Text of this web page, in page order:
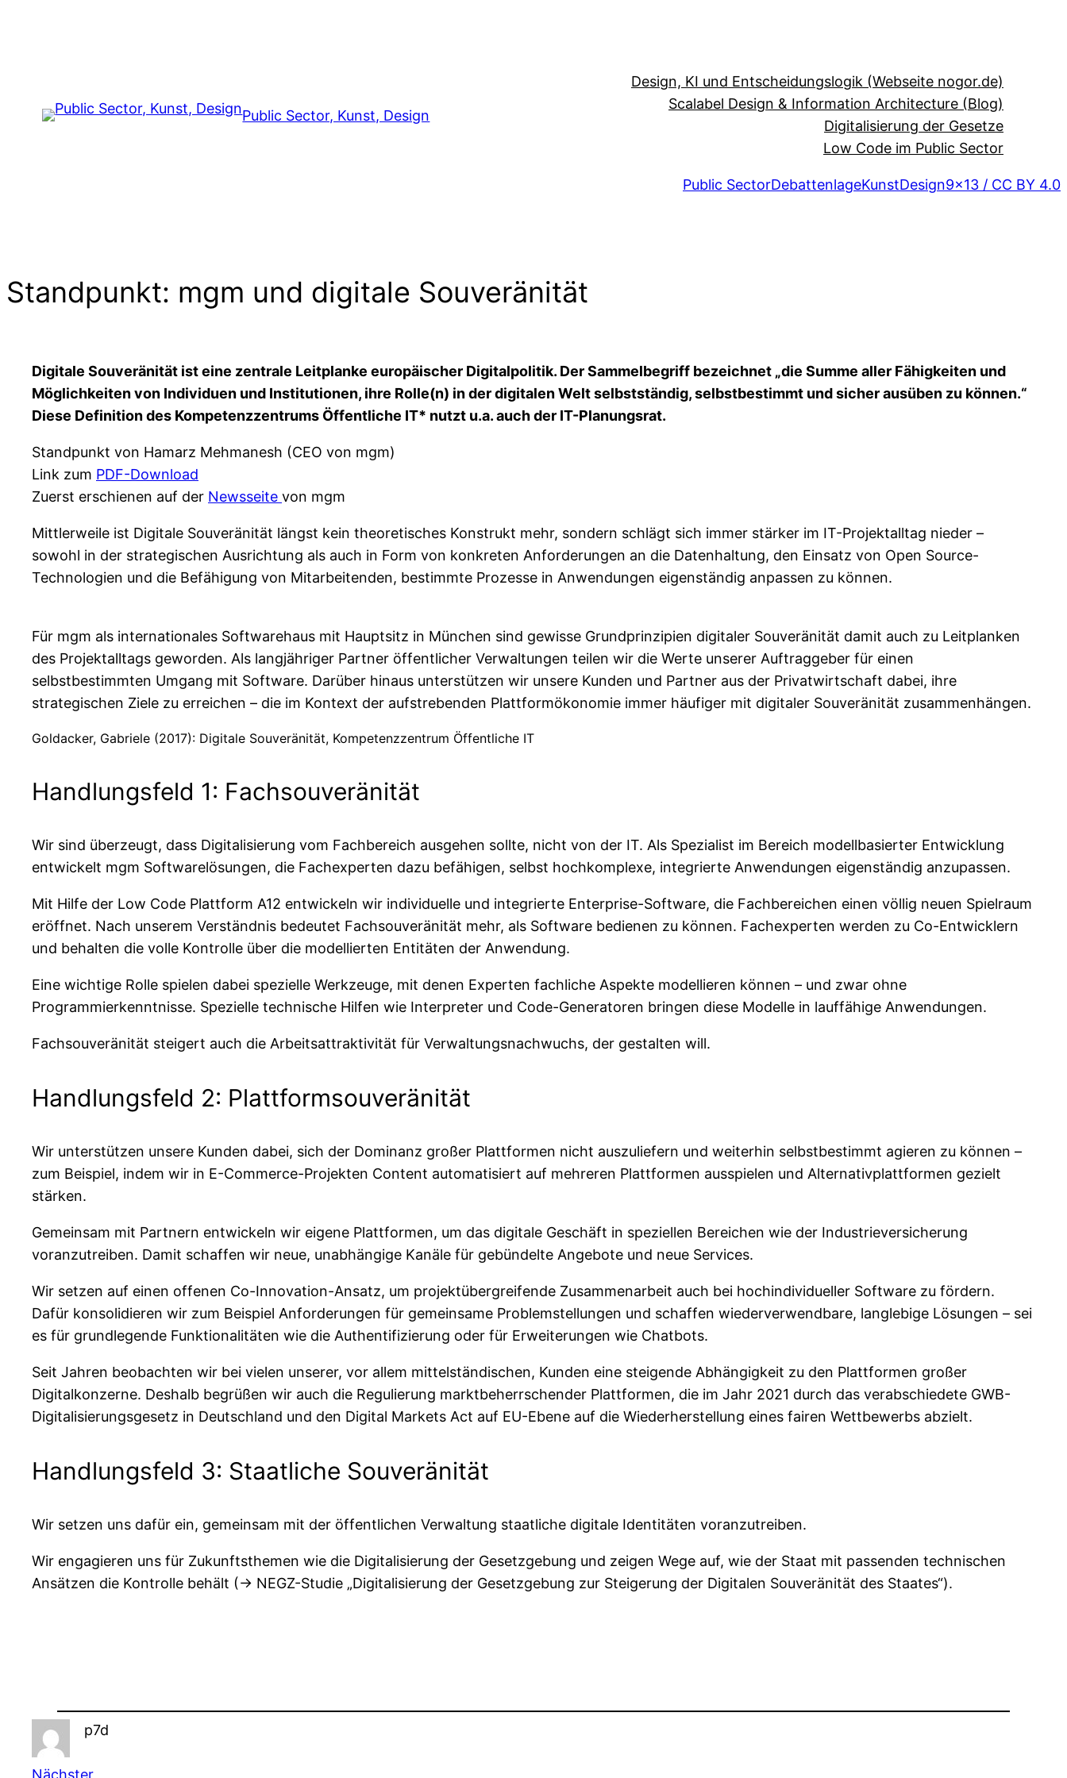
Public Sector, Kunst, Design
Design, KI und Entscheidungslogik (Webseite nogor.de)
Scalabel Design & Information Architecture (Blog)
Digitalisierung der Gesetze
Low Code im Public Sector
Public SectorDebattenlageKunstDesign9×13 / CC BY 4.0
Standpunkt: mgm und digitale Souveränität
Digitale Souveränität ist eine zentrale Leitplanke europäischer Digitalpolitik. Der Sammelbegriff bezeichnet „die Summe aller Fähigkeiten und
Möglichkeiten von Individuen und Institutionen, ihre Rolle(n) in der digitalen Welt selbstständig, selbstbestimmt und sicher ausüben zu können.“
Diese Definition des Kompetenzzentrums Öffentliche IT* nutzt u.a. auch der IT-Planungsrat.
Standpunkt von Hamarz Mehmanesh (CEO von mgm)
Link zum PDF-Download
Zuerst erschienen auf der Newsseite von mgm
Mittlerweile ist Digitale Souveränität längst kein theoretisches Konstrukt mehr, sondern schlägt sich immer stärker im IT-Projektalltag nieder –
sowohl in der strategischen Ausrichtung als auch in Form von konkreten Anforderungen an die Datenhaltung, den Einsatz von Open Source-
Technologien und die Befähigung von Mitarbeitenden, bestimmte Prozesse in Anwendungen eigenständig anpassen zu können.
Für mgm als internationales Softwarehaus mit Hauptsitz in München sind gewisse Grundprinzipien digitaler Souveränität damit auch zu Leitplanken
des Projektalltags geworden. Als langjähriger Partner öffentlicher Verwaltungen teilen wir die Werte unserer Auftraggeber für einen
selbstbestimmten Umgang mit Software. Darüber hinaus unterstützen wir unsere Kunden und Partner aus der Privatwirtschaft dabei, ihre
strategischen Ziele zu erreichen – die im Kontext der aufstrebenden Plattformökonomie immer häufiger mit digitaler Souveränität zusammenhängen.
Goldacker, Gabriele (2017): Digitale Souveränität, Kompetenzzentrum Öffentliche IT
Handlungsfeld 1: Fachsouveränität
Wir sind überzeugt, dass Digitalisierung vom Fachbereich ausgehen sollte, nicht von der IT. Als Spezialist im Bereich modellbasierter Entwicklung
entwickelt mgm Softwarelösungen, die Fachexperten dazu befähigen, selbst hochkomplexe, integrierte Anwendungen eigenständig anzupassen.
Mit Hilfe der Low Code Plattform A12 entwickeln wir individuelle und integrierte Enterprise-Software, die Fachbereichen einen völlig neuen Spielraum
eröffnet. Nach unserem Verständnis bedeutet Fachsouveränität mehr, als Software bedienen zu können. Fachexperten werden zu Co-Entwicklern
und behalten die volle Kontrolle über die modellierten Entitäten der Anwendung.
Eine wichtige Rolle spielen dabei spezielle Werkzeuge, mit denen Experten fachliche Aspekte modellieren können – und zwar ohne
Programmierkenntnisse. Spezielle technische Hilfen wie Interpreter und Code-Generatoren bringen diese Modelle in lauffähige Anwendungen.
Fachsouveränität steigert auch die Arbeitsattraktivität für Verwaltungsnachwuchs, der gestalten will.
Handlungsfeld 2: Plattformsouveränität
Wir unterstützen unsere Kunden dabei, sich der Dominanz großer Plattformen nicht auszuliefern und weiterhin selbstbestimmt agieren zu können –
zum Beispiel, indem wir in E-Commerce-Projekten Content automatisiert auf mehreren Plattformen ausspielen und Alternativplattformen gezielt
stärken.
Gemeinsam mit Partnern entwickeln wir eigene Plattformen, um das digitale Geschäft in speziellen Bereichen wie der Industrieversicherung
voranzutreiben. Damit schaffen wir neue, unabhängige Kanäle für gebündelte Angebote und neue Services.
Wir setzen auf einen offenen Co-Innovation-Ansatz, um projektübergreifende Zusammenarbeit auch bei hochindividueller Software zu fördern.
Dafür konsolidieren wir zum Beispiel Anforderungen für gemeinsame Problemstellungen und schaffen wiederverwendbare, langlebige Lösungen – sei
es für grundlegende Funktionalitäten wie die Authentifizierung oder für Erweiterungen wie Chatbots.
Seit Jahren beobachten wir bei vielen unserer, vor allem mittelständischen, Kunden eine steigende Abhängigkeit zu den Plattformen großer
Digitalkonzerne. Deshalb begrüßen wir auch die Regulierung marktbeherrschender Plattformen, die im Jahr 2021 durch das verabschiedete GWB-
Digitalisierungsgesetz in Deutschland und den Digital Markets Act auf EU-Ebene auf die Wiederherstellung eines fairen Wettbewerbs abzielt.
Handlungsfeld 3: Staatliche Souveränität
Wir setzen uns dafür ein, gemeinsam mit der öffentlichen Verwaltung staatliche digitale Identitäten voranzutreiben.
Wir engagieren uns für Zukunftsthemen wie die Digitalisierung der Gesetzgebung und zeigen Wege auf, wie der Staat mit passenden technischen
Ansätzen die Kontrolle behält (→ NEGZ-Studie „Digitalisierung der Gesetzgebung zur Steigerung der Digitalen Souveränität des Staates“).
p7d
Nächster